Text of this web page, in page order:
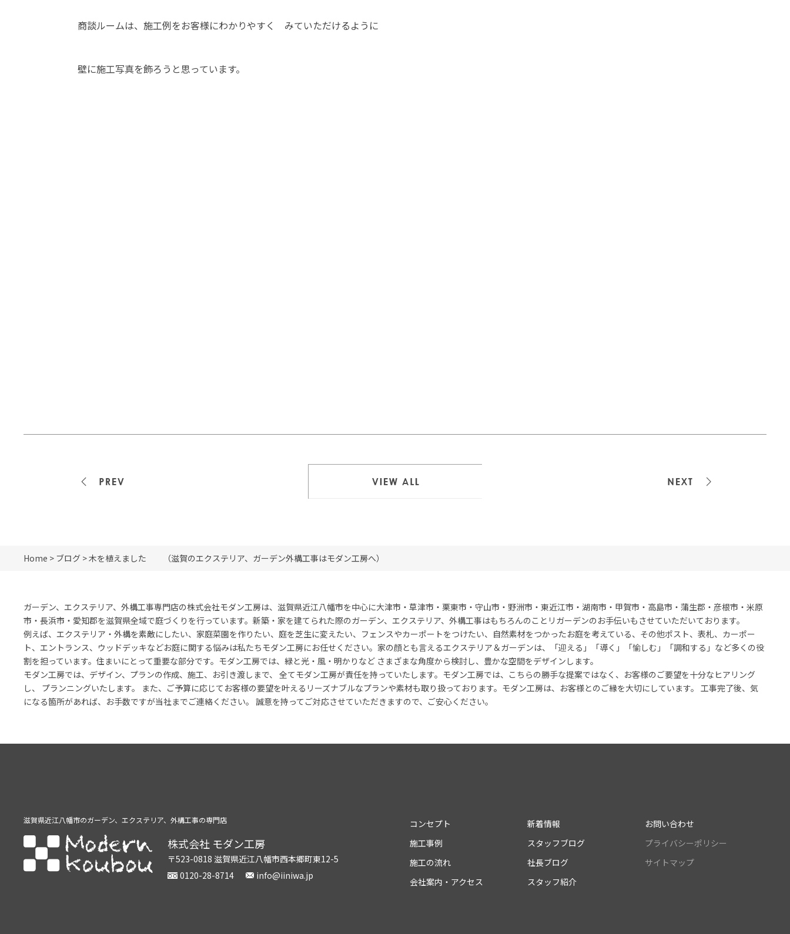
商談ルームは、施工例をお客様にわかりやすく みていただけるように
壁に施工写真を飾ろうと思っています。
Home > ブログ > 木を植えました （滋賀のエクステリア、ガーデン外構工事はモダン工房へ）
ガーデン、エクステリア、外構工事専門店の株式会社モダン工房は、滋賀県近江八幡市を中心に大津市・草津市・栗東市・守山市・野洲市・東近江市・湖南市・甲賀市・高島市・蒲生郡・彦根市・米原
市・長浜市・愛知郡を滋賀県全域で庭づくりを行っています。新築・家を建てられた際のガーデン、エクステリア、外構工事はもちろんのことリガーデンのお手伝いもさせていただいております。
例えば、エクステリア・外構を素敵にしたい、家庭菜園を作りたい、庭を芝生に変えたい、フェンスやカーポートをつけたい、自然素材をつかったお庭を考えている、その他ポスト、表札、カーポー
ト、エントランス、ウッドデッキなどお庭に関する悩みは私たちモダン工房にお任せください。家の顔とも言えるエクステリア＆ガーデンは、「迎える」「導く」「愉しむ」「調和する」など多くの役
割を担っています。住まいにとって重要な部分です。モダン工房では、緑と光・風・明かりなど さまざまな角度から検討し、豊かな空間をデザインします。
モダン工房では、デザイン、プランの作成、施工、お引き渡しまで、 全てモダン工房が責任を持っていたします。モダン工房では、こちらの勝手な提案ではなく、お客様のご要望を十分なヒアリング
し、 プランニングいたします。 また、ご予算に応じてお客様の要望を叶えるリーズナブルなプランや素材も取り扱っております。モダン工房は、お客様とのご縁を大切にしています。 工事完了後、気
になる箇所があれば、お手数ですが当社までご連絡ください。 誠意を持ってご対応させていただきますので、ご安心ください。
滋賀県近江八幡市のガーデン、エクステリア、外構工事の専門店
株式会社 モダン工房
〒523-0818 滋賀県近江八幡市西本郷町東12-5
0120-28-8714
info@iiniwa.jp
コンセプト
施工事例
施工の流れ
会社案内・アクセス
新着情報
スタッフブログ
社長ブログ
スタッフ紹介
お問い合わせ
プライバシーポリシー
サイトマップ